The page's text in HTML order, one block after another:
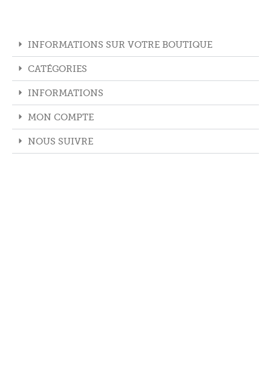
INFORMATIONS SUR VOTRE BOUTIQUE
CATÉGORIES
INFORMATIONS
MON COMPTE
NOUS SUIVRE